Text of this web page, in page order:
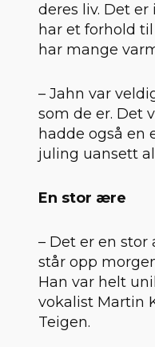
deres liv. Det
har et forhold
har mange
– Jahn var
som de er. Det
hadde også en
juling uansett
En stor ære
– Det er en
står opp
Han var helt
vokalist Martin
Teigen.